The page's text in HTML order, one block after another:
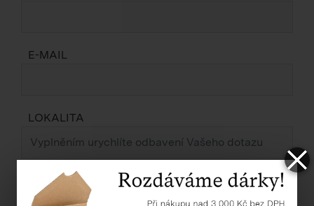
E-MAIL
LOKALITA
ZPRÁVA *